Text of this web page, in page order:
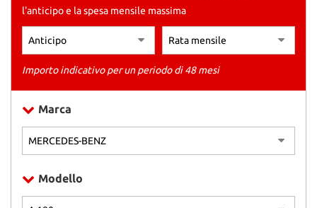
l'anticipo e la spesa mensile massima
Importo indicativo per un periodo di 48 mesi
Marca
Modello